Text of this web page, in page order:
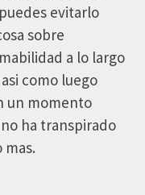
evitarlo
sobre
a lo largo
como luego
un momento
ha transpirado
mas.